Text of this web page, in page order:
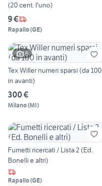
(20 cent. l'uno)
9 €
Rapallo(GE)
6
Tex Willer numeri sparsi (da 100
in avanti)
300 €
Milano(MI)
Fumetti ricercati / Lista 2 (Ed.
Bonelli e altri)
Rapallo(GE)